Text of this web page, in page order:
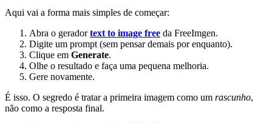
Aqui vai a forma mais simples de começar:
Abra o geradortext to image free da FreeImgen.
Digite um prompt (sem pensar demais por enquanto).
Clique em Generate.
Olhe o resultado e faça uma pequena melhoria.
Gere novamente.
É isso. O segredo é tratar a primeira imagem como um rascunho,
não como a resposta final.